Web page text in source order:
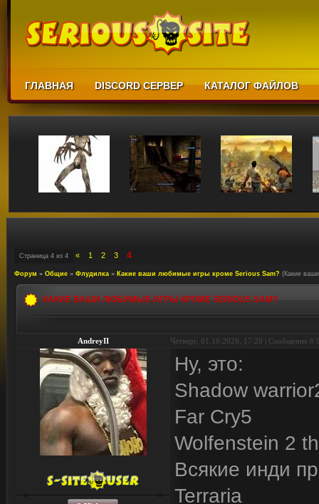
ГЛАВНАЯ DISCORD СЕРВЕР КАТАЛОГ ФАЙЛОВ
Страница 4 из 4 « 1 2 3 4
Форум » Общие » Флудилка » Какие ваши любимые игры кроме Serious Sam? (Какие
КАКИЕ ВАШИ ЛЮБИМЫЕ ИГРЫ КРОМЕ SERIOUS SAM?
AndreyII Четверг, 01.10.2020, 17:20 | Сообщение #
Ну, это:
Shadow
Far Cry5
Wolfenstein 2
Всякие инди
Terraria